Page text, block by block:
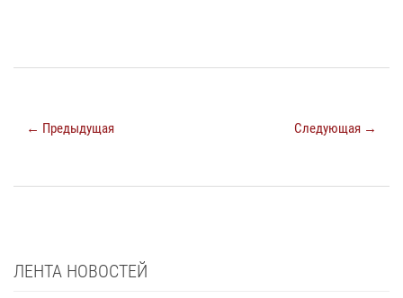
← Предыдущая Следующая →
ЛЕНТА НОВОСТЕЙ